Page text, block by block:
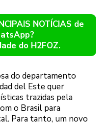
NOTÍCIAS de
do H2FOZ.
do departamento
del Este quer
trazidas pela
o Brasil para
Para tanto, um novo